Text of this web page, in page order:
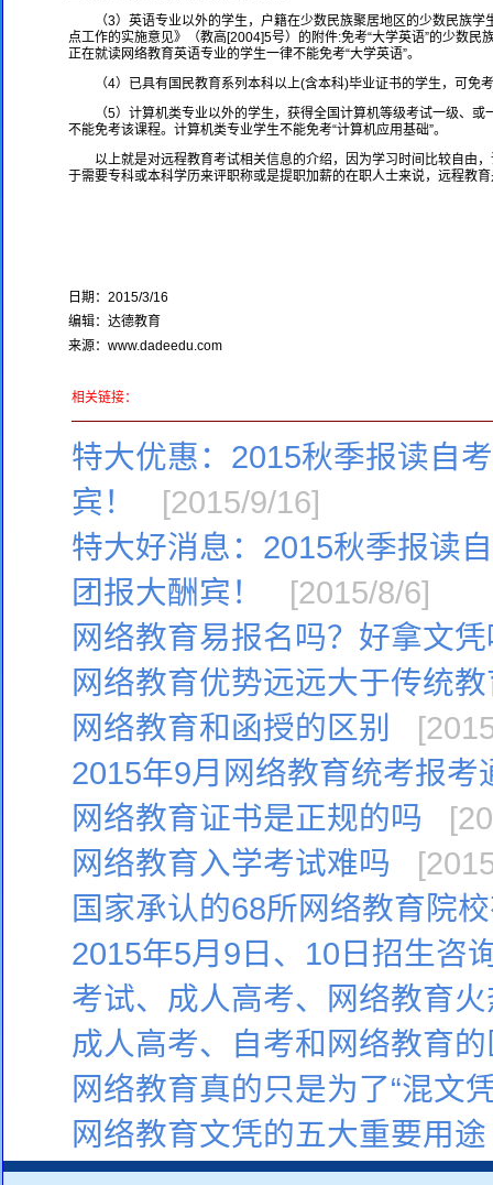
（3）英语专业以外的学生，户籍在少数民族聚居地区的少数民族
点工作的实施意见》（教高[2004]5号）的附件:免考“大学英语”的少数
正在就读网络教育英语专业的学生一律不能免考“大学英语”。
（4）已具有国民教育系列本科以上(含本科)毕业证书的学生，可免
（5）计算机类专业以外的学生，获得全国计算机等级考试一级、
不能免考该课程。计算机类专业学生不能免考“计算机应用基础”。
以上就是对远程教育考试相关信息的介绍，因为学习时间比较自由
于需要专科或本科学历来评职称或是提职加薪的在职人士来说，远程教
日期：2015/3/16
编辑：达德教育
来源：www.dadeedu.com
相关链接：
特大优惠：2015秋季报读自
宾！
[2015/9/16]
特大好消息：2015秋季报读
团报大酬宾！
[2015/8/6]
网络教育易报名吗？好拿文
网络教育优势远远大于传统
网络教育和函授的区别
2015年9月网络教育统考报考
网络教育证书是正规的吗
网络教育入学考试难吗
国家承认的68所网络教育院
2015年5月9日、10日招生咨
考试、成人高考、网络教育
成人高考、自考和网络教育
网络教育真的只是为了“混文
网络教育文凭的五大重要用途